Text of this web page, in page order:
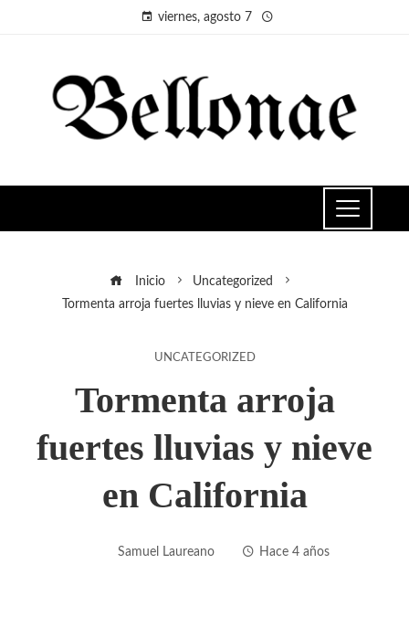
viernes, agosto 7
Inicio
Uncategorized
Tormenta arroja fuertes lluvias y nieve en California
UNCATEGORIZED
Tormenta arroja
fuertes lluvias y nieve
en California
Samuel Laureano Hace 4 años